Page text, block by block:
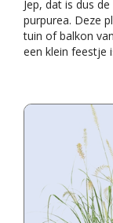
Jep, dat is dus
purpurea. Deze
tuin of balkon
een klein feestje